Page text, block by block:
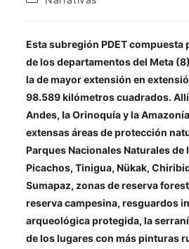
aquí.
Por lo tanto, este sitio
únicamente servirá
de información previa
de 2026.
Esta subregión PDET
de los departamentos del Meta
la de mayor extensión en
98.589 kilómetros cuadrados.
Andes, la Orinoquía y la
extensas áreas de protección
Parques Nacionales Naturales de
Picachos, Tinigua, Nükak,
Sumapaz, zonas de reserva
reserva campesina, resguardos
arqueológica protegida, la
de los lugares con más pinturas